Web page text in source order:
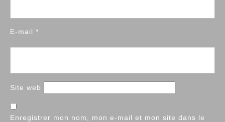
E-mail *
Site web
Enregistrer mon nom, mon e-mail et mon site dans le